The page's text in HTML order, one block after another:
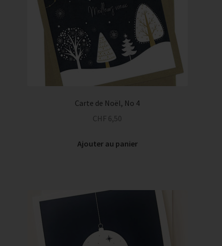
Carte de Noël, No 4
CHF 6,50
Ajouter au panier